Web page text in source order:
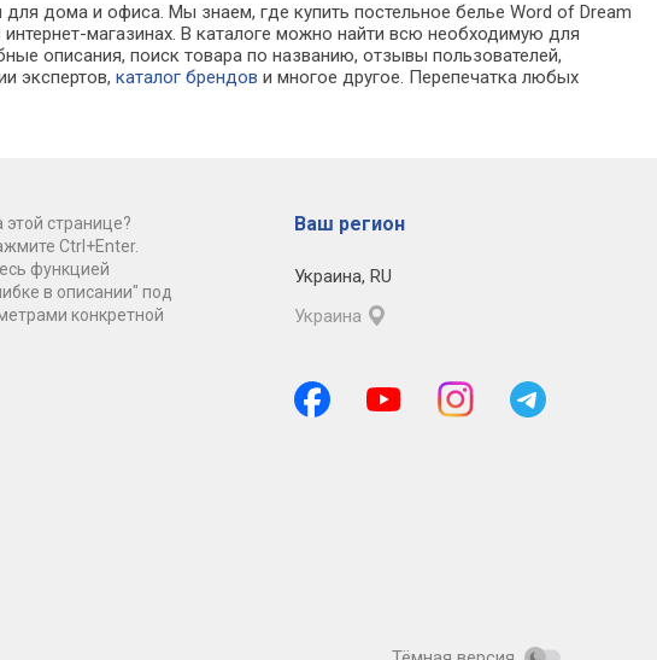
дома и офиса. Мы знаем, где купить постельное белье Word of Dream
магазинах. В каталоге можно найти всю необходимую для
описания, поиск товара по названию, отзывы пользователей,
экспертов,каталог брендов и многое другое. Перепечатка любых
странице?
Ctrl+Enter.
функцией
в описании" под
конкретной
Ваш регион
Украина, RU
Украина